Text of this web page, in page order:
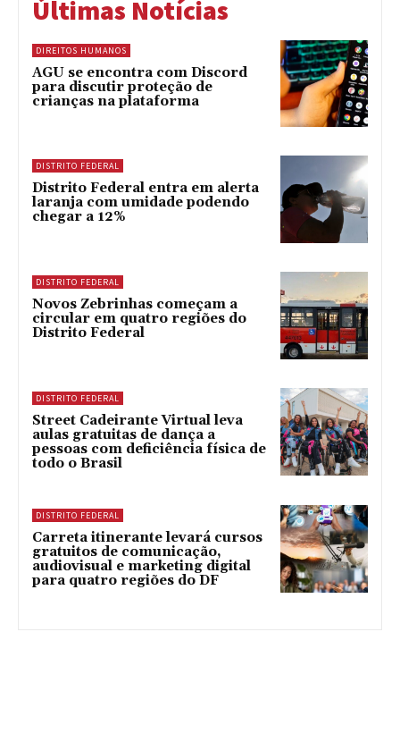
Últimas Notícias
DIREITOS HUMANOS
AGU se encontra com Discord
para discutir proteção de
crianças na plataforma
DISTRITO FEDERAL
Distrito Federal entra em alerta
laranja com umidade podendo
chegar a 12%
DISTRITO FEDERAL
Novos Zebrinhas começam a
circular em quatro regiões do
Distrito Federal
DISTRITO FEDERAL
Street Cadeirante Virtual leva
aulas gratuitas de dança a
pessoas com deficiência física de
todo o Brasil
DISTRITO FEDERAL
Carreta itinerante levará cursos
gratuitos de comunicação,
audiovisual e marketing digital
para quatro regiões do DF